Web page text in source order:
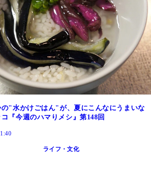
の"水かけごはん"が、夏にこんなにうまいな
『今週のハマりメシ』第148回
ライフ・文化